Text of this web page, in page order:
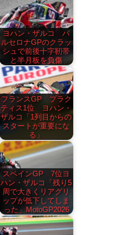
ヨハン・ザルコ バ
ルセロナGPのクラッ
シュで前後十字靭帯
と半月板を負傷
フランスGP プラク
ティス1位 ヨハン・
ザルコ「1列目からの
スタートが重要にな
る」
スペインGP 7位ヨ
ハン・ザルコ「残り5
周で大きくリアグリ
ップが低下してしま
った」MotoGP2026